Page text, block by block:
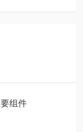
组件